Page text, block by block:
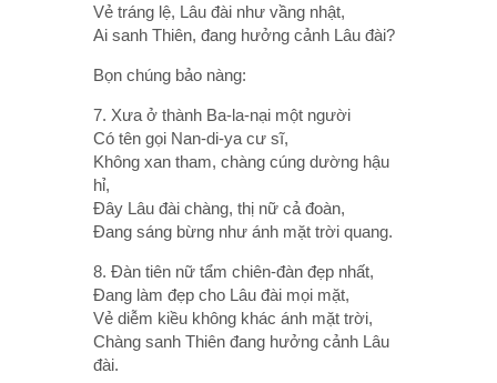
Vẻ tráng lệ, Lâu đài như vầng nhật,
Ai sanh Thiên, đang hưởng cảnh Lâu đài?
Bọn chúng bảo nàng:
7. Xưa ở thành Ba-la-nại một người
Có tên gọi Nan-di-ya cư sĩ,
Không xan tham, chàng cúng dường hậu
hỉ,
Ðây Lâu đài chàng, thị nữ cả đoàn,
Ðang sáng bừng như ánh mặt trời quang.
8. Ðàn tiên nữ tẩm chiên-đàn đẹp nhất,
Ðang làm đẹp cho Lâu đài mọi mặt,
Vẻ diễm kiều không khác ánh mặt trời,
Chàng sanh Thiên đang hưởng cảnh Lâu
đài.